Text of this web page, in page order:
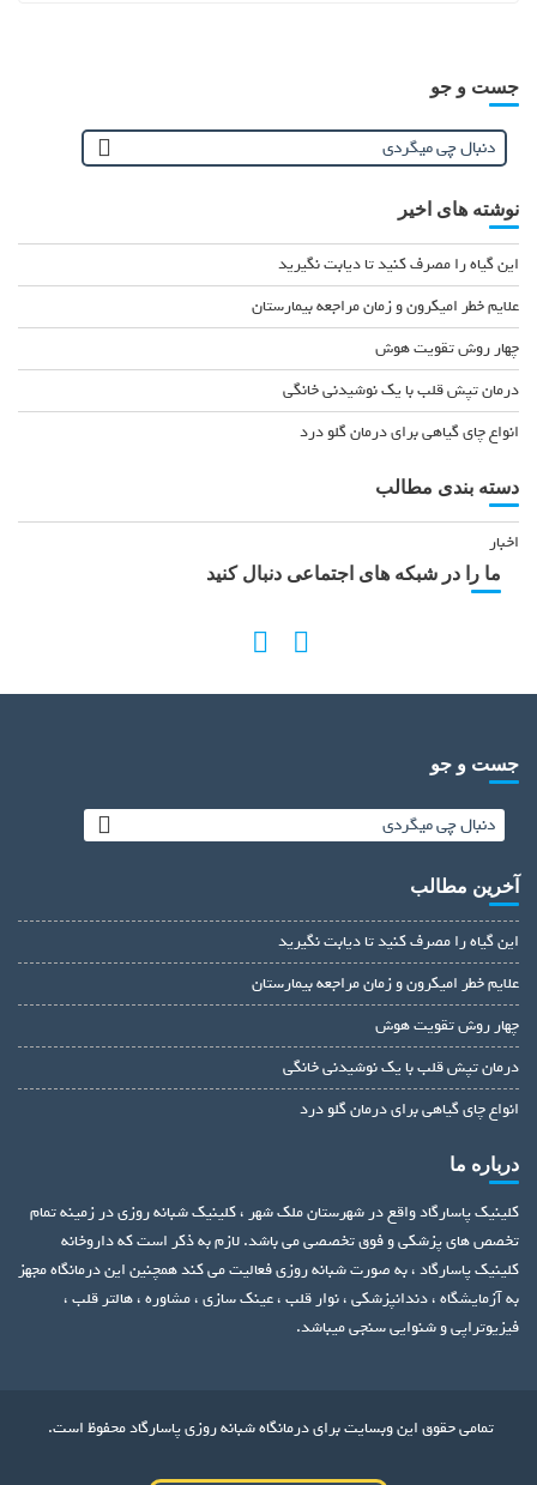
جست و جو
نوشته های اخیر
این گیاه را مصرف کنید تا دیابت نگیرید
علایم خطر امیکرون و زمان مراجعه بیمارستان
چهار روش تقویت هوش
درمان تپش قلب با یک نوشیدنی خانگی
انواع چای گیاهی برای درمان گلو درد
دسته بندی مطالب
اخبار
ما را در شبکه های اجتماعی دنبال کنید
جست و جو
آخرین مطالب
این گیاه را مصرف کنید تا دیابت نگیرید
علایم خطر امیکرون و زمان مراجعه بیمارستان
چهار روش تقویت هوش
درمان تپش قلب با یک نوشیدنی خانگی
انواع چای گیاهی برای درمان گلو درد
درباره ما
کلینیک پاسارگاد واقع در شهرستان ملک شهر ، کلینیک شبانه روزی در زمینه تمام
تخصص های پزشکی و فوق تخصصی می باشد. لازم به ذکر است که داروخانه
کلینیک پاسارگاد ، به صورت شبانه روزی فعالیت می کند همچنین این درمانگاه مجهز
به آزمایشگاه ، دندانپزشکی ، نوار قلب ، عینک سازی ، مشاوره ، هالتر قلب ،
فیزیوتراپی و شنوایی سنجی میباشد.
تمامی حقوق این وبسایت برای درمانگاه شبانه روزی پاسارگاد محفوظ است.